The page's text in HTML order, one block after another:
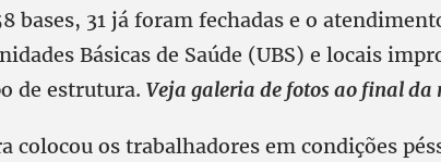
bases, 31 já foram fechadas e o
Básicas de Saúde (UBS) e locais
de estrutura. Veja galeria de fotos ao final da
colocou os trabalhadores em condições